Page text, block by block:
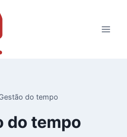
do tempo
do tempo